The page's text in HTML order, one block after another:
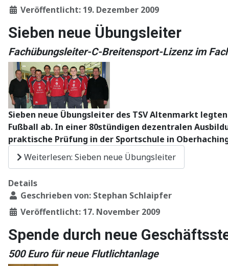
Veröffentlicht: 19. Dezember 2009
Sieben neue Übungsleiter
Fachübungsleiter-C-Breitensport-Lizenz im
Sieben neue Übungsleiter des TSV Altenmarkt
Fußball ab. In einer 80stündigen dezentralen
praktische Prüfung in der Sportschule in
Weiterlesen: Sieben neue Übungsleiter
Details
Geschrieben von: Stephan Schlaipfer
Veröffentlicht: 17. November 2009
Spende durch neue
500 Euro für neue Flutlichtanlage